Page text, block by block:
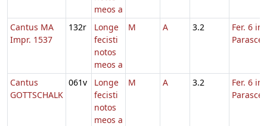
meos a
Cantus MA
Impr. 1537
132r
Longe
fecisti
notos
meos a
M A 3.2
Fer. 6 in
Cantus
GOTTSCHALK
061v
Longe
fecisti
notos
meos a
M A 3.2
Fer. 6 in